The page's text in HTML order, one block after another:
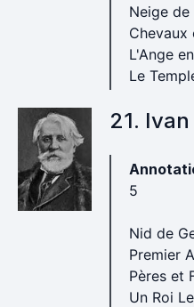
Neige
Chevaux
L'Ange
Le
21.
5
Nid de
Premier
Pères et
Un Roi